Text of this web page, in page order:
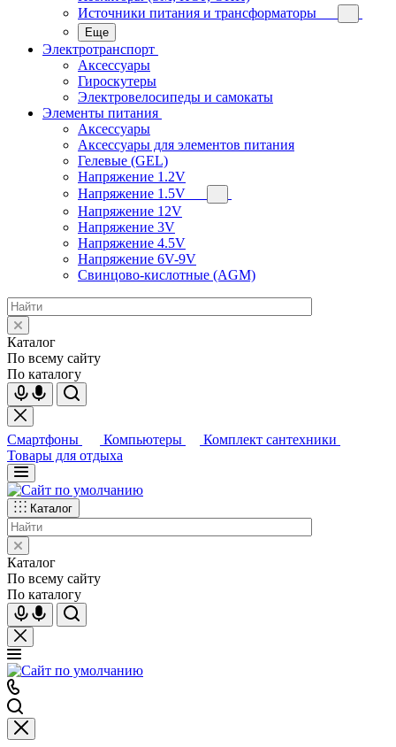
Источники питания и трансформаторы
Еще
Электротранспорт
Аксессуары
Гироскутеры
Электровелосипеды и самокаты
Элементы питания
Аксессуары
Аксессуары для элементов питания
Гелевые (GEL)
Напряжение 1.2V
Напряжение 1.5V
Напряжение 12V
Напряжение 3V
Напряжение 4.5V
Напряжение 6V-9V
Свинцово-кислотные (AGM)
Каталог
По всему сайту
По каталогу
Смартфоны Компьютеры
Комплект сантехники
Товары для отдыха
Каталог
Каталог
По всему сайту
По каталогу